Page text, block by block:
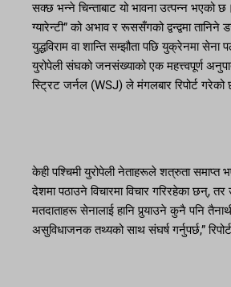
सक्छ भन्ने चिन्ताबाट यो भावना उत्पन्न भएको
ग्यारेन्टी” को अभाव र रूससँगको द्वन्द्वमा
युद्धविराम वा शान्ति सम्झौता पछि युक्रेनमा सेना
युरोपेली संघको जनसंख्याको एक महत्त्वपूर्ण
स्ट्रिट जर्नल (WSJ) ले मंगलबार रिपोर्ट गरेको
केही पश्चिमी युरोपेली नेताहरूले शत्रुता समाप्त
देशमा पठाउने विचारमा विचार गरिरहेका छन्,
मतदाताहरू सेनालाई हानि पुर्‍याउने कुनै पनि
असुविधाजनक तथ्यको साथ संघर्ष गर्नुपर्छ,”